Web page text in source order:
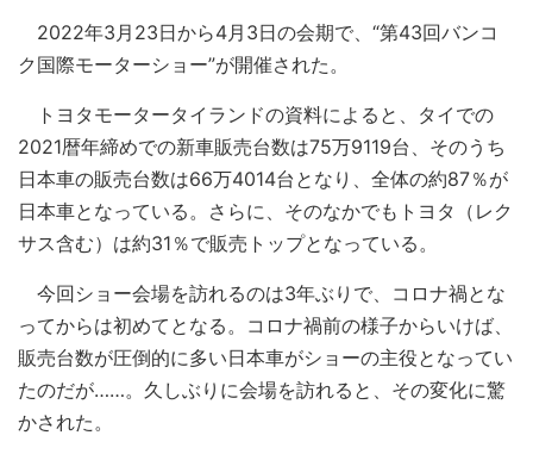
2022年3月23日から4月3日の会期で、“第43回バンコ
ク国際モーターショー”が開催された。
トヨタモータータイランドの資料によると、タイでの
2021暦年締めでの新車販売台数は75万9119台、そのうち
日本車の販売台数は66万4014台となり、全体の約87％が
日本車となっている。さらに、そのなかでもトヨタ（レク
サス含む）は約31％で販売トップとなっている。
今回ショー会場を訪れるのは3年ぶりで、コロナ禍とな
ってからは初めてとなる。コロナ禍前の様子からいけば、
販売台数が圧倒的に多い日本車がショーの主役となってい
たのだが……。久しぶりに会場を訪れると、その変化に驚
かされた。